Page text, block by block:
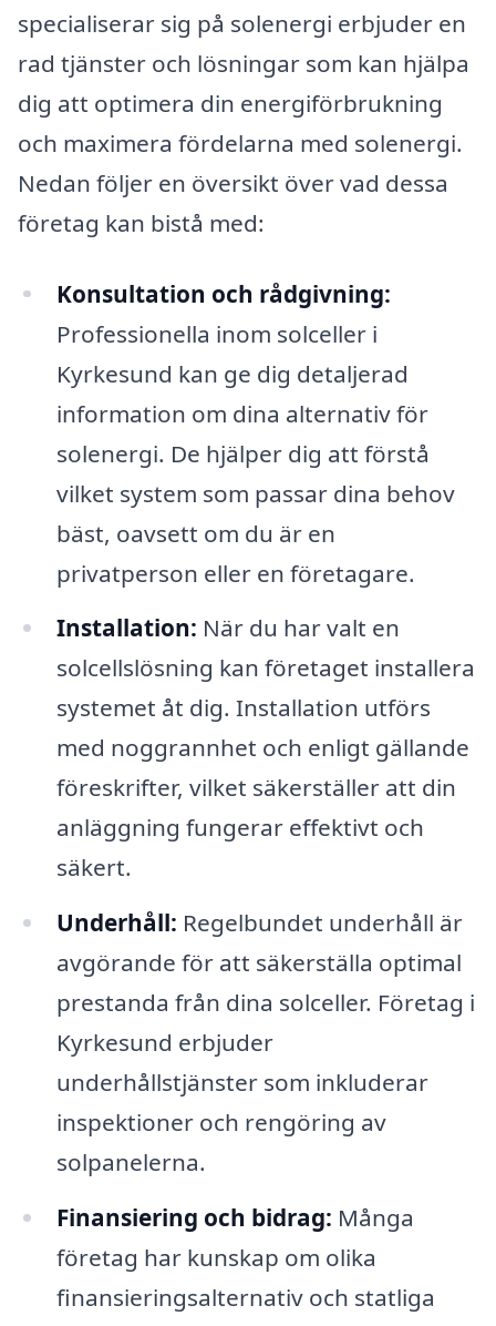
specialiserar sig på solenergi erbjuder en
rad tjänster och lösningar som kan hjälpa
dig att optimera din energiförbrukning
och maximera fördelarna med solenergi.
Nedan följer en översikt över vad dessa
företag kan bistå med:
Konsultation och rådgivning:
Professionella inom solceller i
Kyrkesund kan ge dig detaljerad
information om dina alternativ för
solenergi. De hjälper dig att förstå
vilket system som passar dina behov
bäst, oavsett om du är en
privatperson eller en företagare.
Installation: När du har valt en
solcellslösning kan företaget installera
systemet åt dig. Installation utförs
med noggrannhet och enligt gällande
föreskrifter, vilket säkerställer att din
anläggning fungerar effektivt och
säkert.
Underhåll: Regelbundet underhåll är
avgörande för att säkerställa optimal
prestanda från dina solceller. Företag i
Kyrkesund erbjuder
underhållstjänster som inkluderar
inspektioner och rengöring av
solpanelerna.
Finansiering och bidrag: Många
företag har kunskap om olika
finansieringsalternativ och statliga